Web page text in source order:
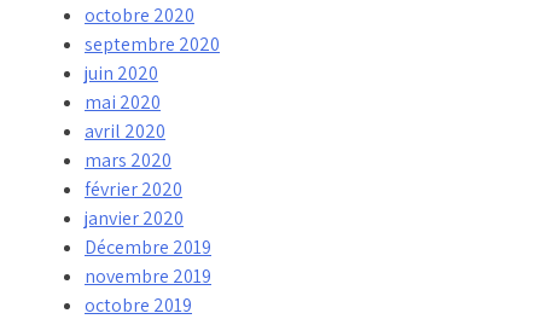
octobre 2020
septembre 2020
juin 2020
mai 2020
avril 2020
mars 2020
février 2020
janvier 2020
Décembre 2019
novembre 2019
octobre 2019